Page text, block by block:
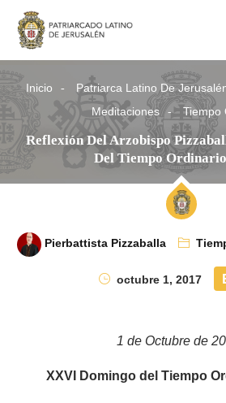
Inicio Patriarca Latino De
Meditaciones
Tiempo
Reflexión Del Arzobispo
Del Tiempo
Pierbattista Pizzaballa
octubre 1, 2017
1 de Octubre de
XXVI Domingo del Tiempo